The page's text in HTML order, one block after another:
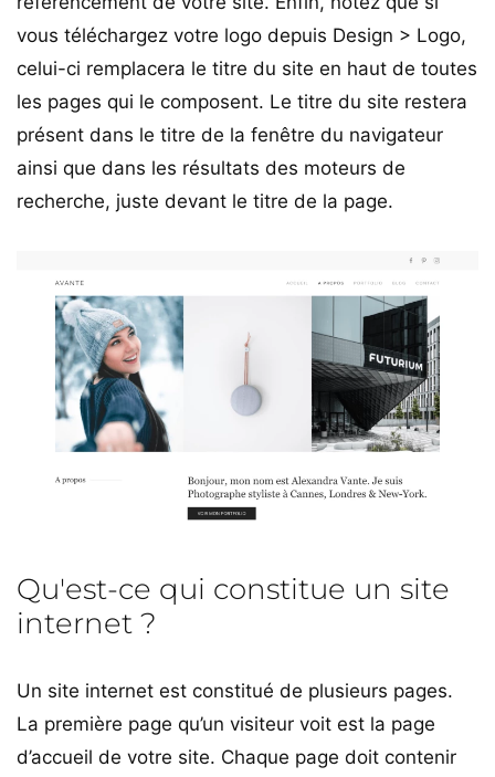
vous téléchargez votre logo depuis Design > Logo,
celui-ci remplacera le titre du site en haut de toutes
les pages qui le composent. Le titre du site restera
présent dans le titre de la fenêtre du navigateur
ainsi que dans les résultats des moteurs de
recherche, juste devant le titre de la page.
Qu'est-ce qui constitue un site
internet ?
Un site internet est constitué de plusieurs pages.
La première page qu’un visiteur voit est la page
d’accueil de votre site. Chaque page doit contenir